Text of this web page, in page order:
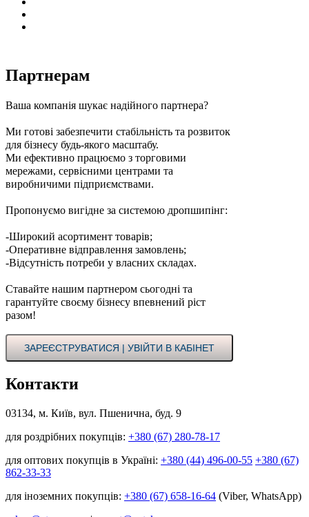
Партнерам
Ваша компанія шукає надійного партнера?
Ми готові забезпечити стабільність та розвиток
для бізнесу будь-якого масштабу.
Ми ефективно працюємо з торговими
мережами, сервісними центрами та
виробничими підприємствами.
Пропонуємо вигідне за системою дропшипінг:
-Широкий асортимент товарів;
-Оперативне відправлення замовлень;
-Відсутність потреби у власних складах.
Ставайте нашим партнером сьогодні та
гарантуйте своєму бізнесу впевнений ріст
разом!
ЗАРЕЄСТРУВАТИСЯ | УВІЙТИ В КАБІНЕТ
Контакти
03134, м. Київ, вул. Пшенична, буд. 9
для роздрібних покупців: +380 (67) 280-78-17
для оптових покупців в Україні: +380 (44) 496-00-55 +380 (67)
862-33-33
для іноземних покупців: +380 (67) 658-16-64 (Viber, WhatsApp)